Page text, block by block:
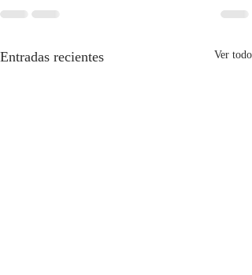
Entradas recientes Ver todo